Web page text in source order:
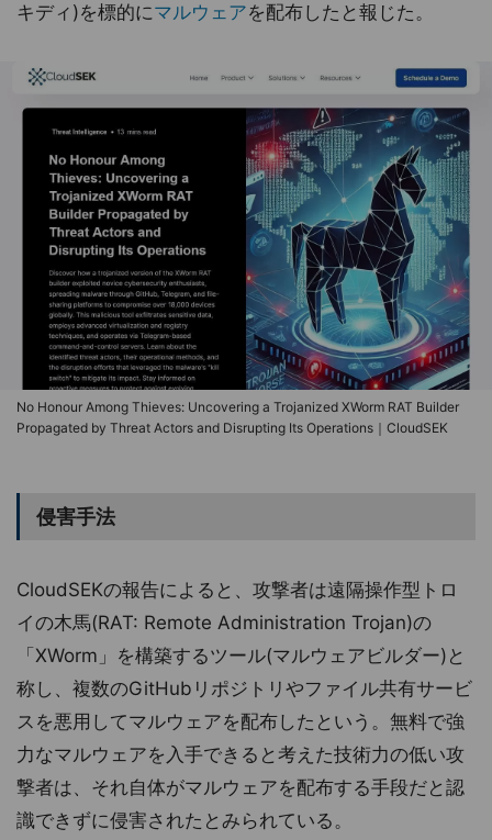
キディ)を標的にマルウェアを配布したと報じた。
No Honour Among Thieves: Uncovering a Trojanized XWorm RAT Builder
Propagated by Threat Actors and Disrupting Its Operations｜CloudSEK
侵害手法
CloudSEKの報告によると、攻撃者は遠隔操作型トロ
イの木馬(RAT: Remote Administration Trojan)の
「XWorm」を構築するツール(マルウェアビルダー)と
称し、複数のGitHubリポジトリやファイル共有サービ
スを悪用してマルウェアを配布したという。無料で強
力なマルウェアを入手できると考えた技術力の低い攻
撃者は、それ自体がマルウェアを配布する手段だと認
識できずに侵害されたとみられている。